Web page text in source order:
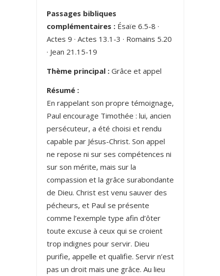
Passages bibliques
complémentaires :Ésaïe 6.5-8 ·
Actes 9 · Actes 13.1-3 · Romains 5.20
· Jean 21.15-19
Thème principal :Grâce et appel
Résumé :
En rappelant son propre témoignage,
Paul encourage Timothée : lui, ancien
persécuteur, a été choisi et rendu
capable par Jésus-Christ. Son appel
ne repose ni sur ses compétences ni
sur son mérite, mais sur la
compassion et la grâce surabondante
de Dieu. Christ est venu sauver des
pécheurs, et Paul se présente
comme l’exemple type afin d’ôter
toute excuse à ceux qui se croient
trop indignes pour servir. Dieu
purifie, appelle et qualifie. Servir n’est
pas un droit mais une grâce. Au lieu